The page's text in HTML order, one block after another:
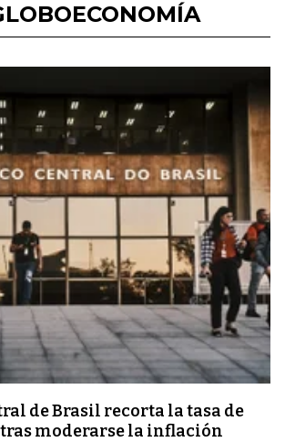
de Brasil recorta la tasa de
tras moderarse la inflación